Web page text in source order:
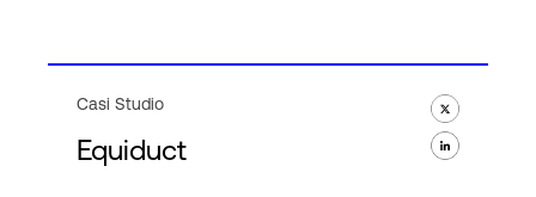
Partner
Casi Studio
Equiduct